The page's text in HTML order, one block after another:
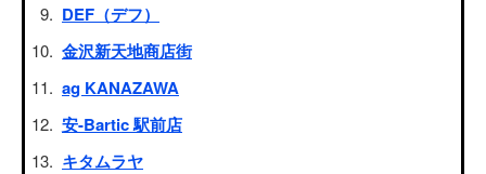
DEF（デフ）
金沢新天地商店街
ag KANAZAWA
安-Bartic 駅前店
キタムラヤ